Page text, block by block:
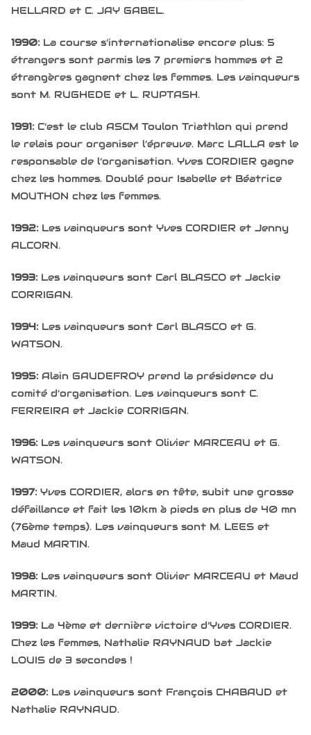
HELLARD et C. JAY GABEL.
1990: La course s’internationalise encore plus: 5
étrangers sont parmis les 7 premiers hommes et 2
étrangères gagnent chez les femmes. Les vainqueurs
sont M. RUGHEDE et L. RUPTASH.
1991: C’est le club ASCM Toulon Triathlon qui prend
le relais pour organiser l’épreuve. Marc LALLA est le
responsable de l’organisation. Yves CORDIER gagne
chez les hommes. Doublé pour Isabelle et Béatrice
MOUTHON chez les femmes.
1992: Les vainqueurs sont Yves CORDIER et Jenny
ALCORN.
1993: Les vainqueurs sont Carl BLASCO et Jackie
CORRIGAN.
1994: Les vainqueurs sont Carl BLASCO et G.
WATSON.
1995: Alain GAUDEFROY prend la présidence du
comité d’organisation. Les vainqueurs sont C.
FERREIRA et Jackie CORRIGAN.
1996: Les vainqueurs sont Olivier MARCEAU et G.
WATSON.
1997: Yves CORDIER, alors en tête, subit une grosse
défaillance et fait les 10km à pieds en plus de 40 mn
(76ème temps). Les vainqueurs sont M. LEES et
Maud MARTIN.
1998: Les vainqueurs sont Olivier MARCEAU et Maud
MARTIN.
1999: La 4ème et dernière victoire d’Yves CORDIER.
Chez les femmes, Nathalie RAYNAUD bat Jackie
LOUIS de 3 secondes !
2000: Les vainqueurs sont François CHABAUD et
Nathalie RAYNAUD.